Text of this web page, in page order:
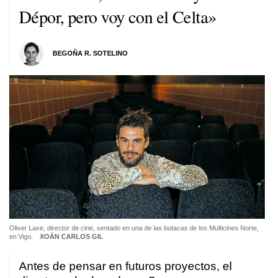
Dépor, pero voy con el Celta»
BEGOÑA R. SOTELINO
Oliver Laxe, director de cine, sentado en una de las butacas de los Multicines Norte,
en Vigo.
XOÁN CARLOS GIL
Antes de pensar en futuros proyectos, el